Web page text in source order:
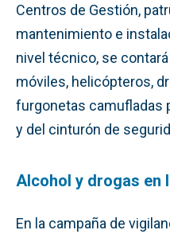
Centros de Gestión,
mantenimiento e
nivel técnico, se
móviles, helicópteros,
furgonetas camufladas
y del cinturón de
Alcohol y drogas en
En la campaña de